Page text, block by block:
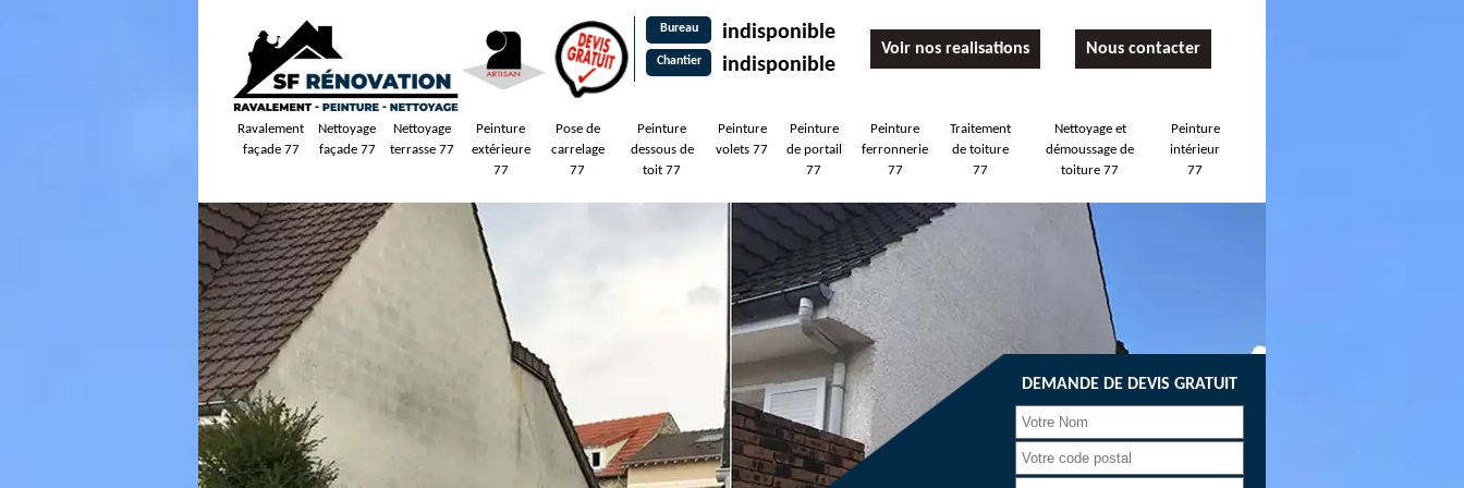
Bureau indisponible
Chantier indisponible
Voir nos realisations Nous contacter
Ravalement
façade 77
Nettoyage
façade 77
Nettoyage
terrasse 77
Peinture
extérieure
77
Pose de
carrelage
77
Peinture
dessous de
toit 77
Peinture
volets 77
Peinture
de portail
77
Peinture
ferronnerie
77
Traitement
de toiture
77
Nettoyage et
démoussage de
toiture 77
Peinture
intérieur
77
DEMANDE DE DEVIS GRATUIT